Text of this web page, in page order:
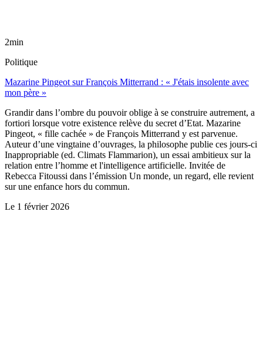
2min
Politique
Mazarine Pingeot sur François Mitterrand : « J'étais insolente avec
mon père »
Grandir dans l’ombre du pouvoir oblige à se construire autrement, a
fortiori lorsque votre existence relève du secret d’Etat. Mazarine
Pingeot, « fille cachée » de François Mitterrand y est parvenue.
Auteur d’une vingtaine d’ouvrages, la philosophe publie ces jours-ci
Inappropriable (ed. Climats Flammarion), un essai ambitieux sur la
relation entre l’homme et l'intelligence artificielle. Invitée de
Rebecca Fitoussi dans l’émission Un monde, un regard, elle revient
sur une enfance hors du commun.
Le 1 février 2026